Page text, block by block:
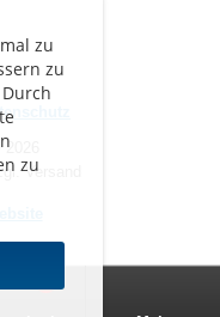
zu
zu
zu
Versand